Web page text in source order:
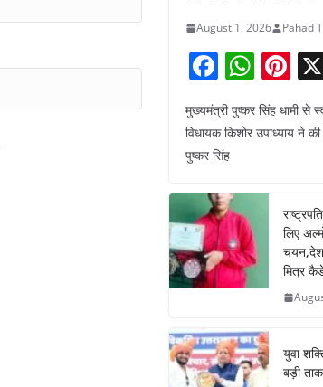
August 1, 2026 Pahad
F
a
c
e
o
o
k
W
h
at
p
Pi
nt
er
मुख्यमंत्री पुष्कर सिंह धामी से
विधायक किशोर उपाध्याय ने
पुष्कर सिंह
लिए
मित्र
युवा
बड़ी